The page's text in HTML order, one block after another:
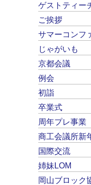
ゲストティー
ご挨拶
サマーコンフ
じゃがいも
京都会議
例会
初詣
卒業式
周年プレ事業
商工会議所新
国際交流
姉妹LOM
岡山ブロック